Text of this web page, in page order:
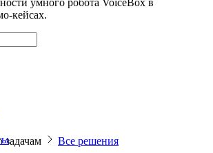
умного робота VoiceBox в
кейсах.
задачам Все решения